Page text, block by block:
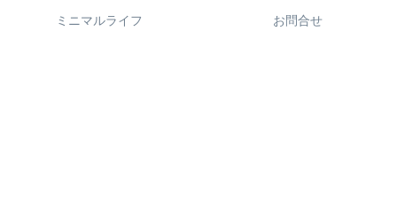
ミニマルライフ お問合せ